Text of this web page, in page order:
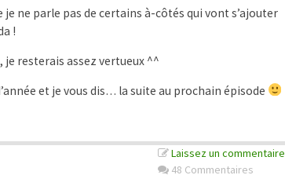
ne parle pas de certains à-côtés qui vont s’ajouter
!
je resterais assez vertueux ^^
et je vous dis… la suite au prochain épisode
Laissez un commentaire
48 Commentaires